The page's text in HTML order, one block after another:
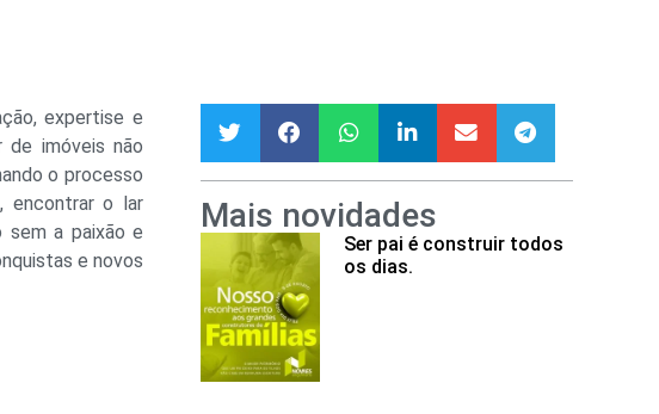
expertise e
de imóveis não
o processo
encontrar o lar
sem a paixão e
e novos
Mais novidades
Ser pai é construir todos
os dias.